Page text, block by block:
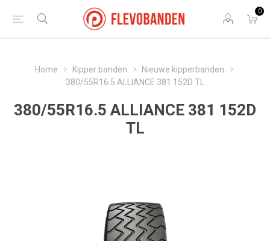
0
Home Kipper banden
Nieuwe kipperbanden
380/55R16.5 ALLIANCE 381 152D TL
380/55R16.5 ALLIANCE 381 152D
TL